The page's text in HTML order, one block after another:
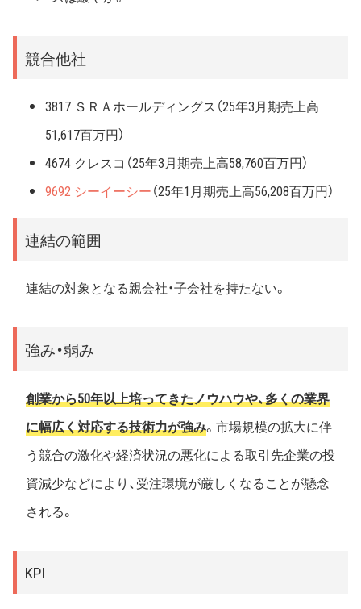
競合他社
3817 ＳＲＡホールディングス（25年3月期売上高
51,617百万円）
4674 クレスコ（25年3月期売上高58,760百万円）
9692 シーイーシー（25年1月期売上高56,208百万円）
連結の範囲
連結の対象となる親会社・子会社を持たない。
強み・弱み
創業から50年以上培ってきたノウハウや、多くの業界
に幅広く対応する技術力が強み。市場規模の拡大に伴
う競合の激化や経済状況の悪化による取引先企業の投
資減少などにより、受注環境が厳しくなることが懸念
される。
KPI